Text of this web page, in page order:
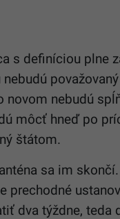
s definíciou plne
nebudú
môcť hneď po
štátom.
sa im
prechodné
dva týždne, teda